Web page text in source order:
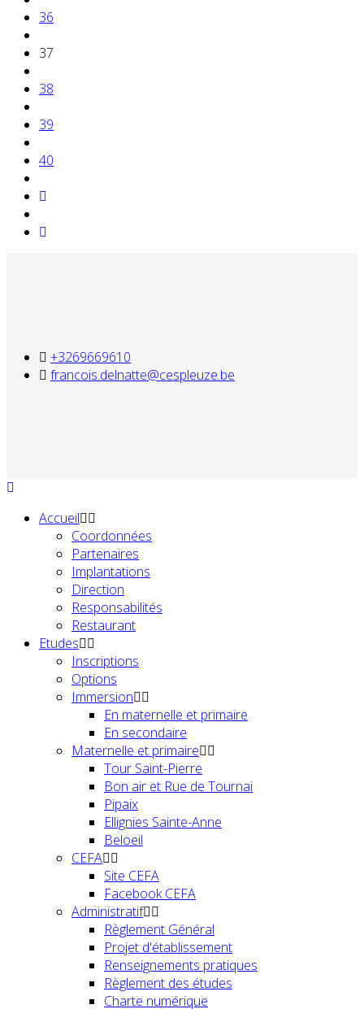
36
37
38
39
40
+3269669610
francois.delnatte@cespleuze.be
Accueil
Coordonnées
Partenaires
Implantations
Direction
Responsabilités
Restaurant
Etudes
Inscriptions
Options
Immersion
En maternelle et primaire
En secondaire
Maternelle et primaire
Tour Saint-Pierre
Bon air et Rue de Tournai
Pipaix
Ellignies Sainte-Anne
Beloeil
CEFA
Site CEFA
Facebook CEFA
Administratif
Règlement Général
Projet d'établissement
Renseignements pratiques
Règlement des études
Charte numérique